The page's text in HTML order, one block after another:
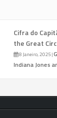
Cifra do
the Great
8 Janeiro, 2025|
Indiana Jones